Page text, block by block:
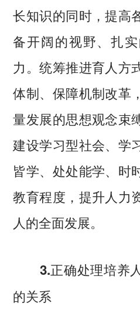
长知识的同时，提高
备开阔的视野、扎
力。统筹推进育人方
体制、保障机制改革
量发展的思想观念束
建设学习型社会、学
皆学、处处能学、时
教育程度，提升人力
人的全面发展。
3.正确处理培养
的关系